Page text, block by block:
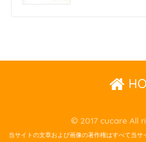
© 2017 cucare All
当サイトの文章および画像の著作権はすべて当